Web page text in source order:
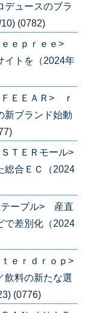
デュースのブラ
(0782)
ｅｐｒｅｅ>
イトを（2024年
ＥＥＡＲ> ｒ
新ブランド始動
ＴＥＲモール>
総合ＥＣ（2024
ーブル> 産直
で差別化（2024
ｅｒｄｒｏｐ>
料の新たな選
(0776)